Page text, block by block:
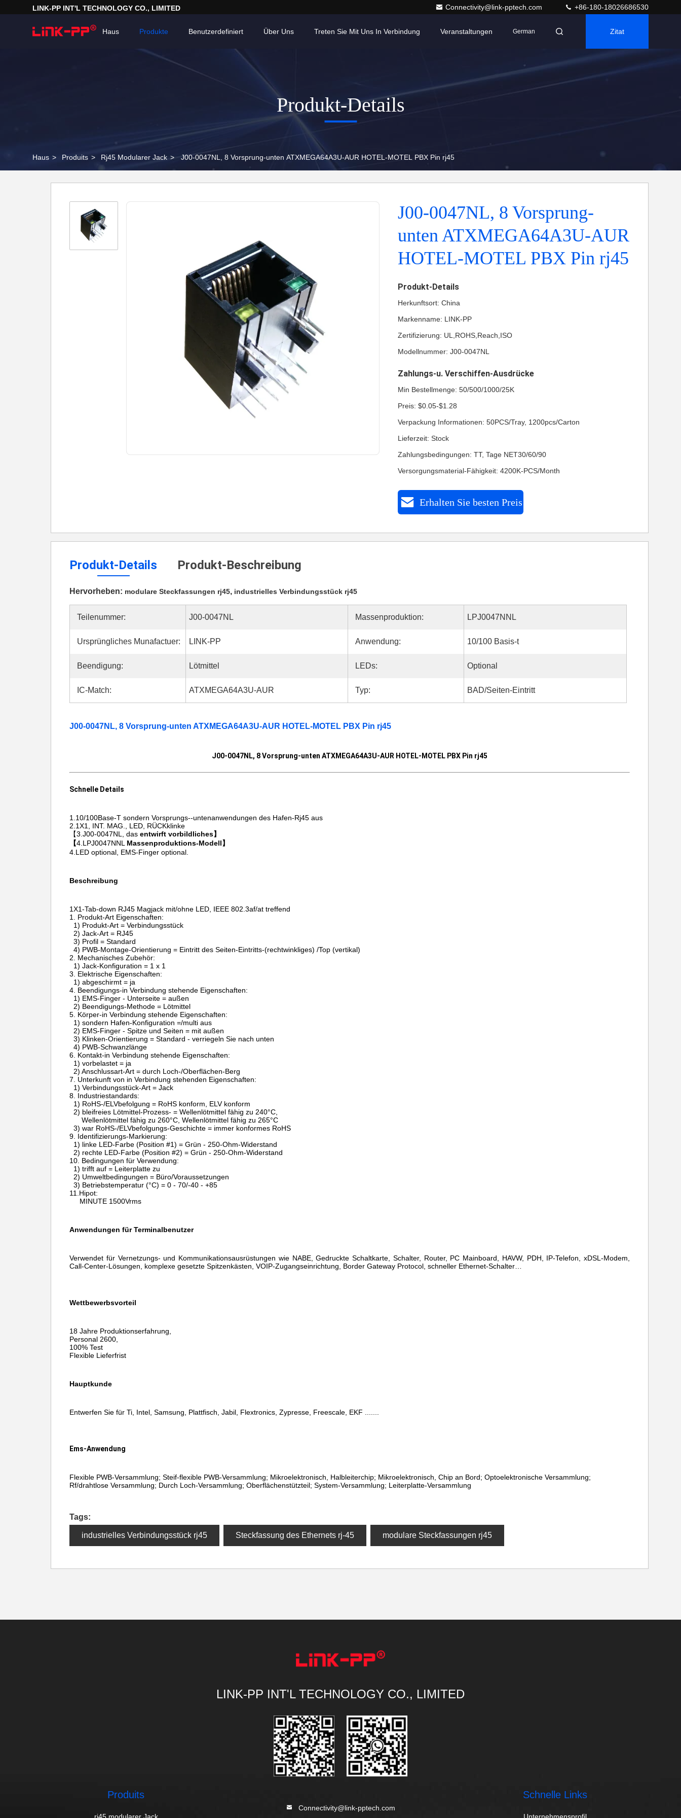
LINK-PP INT'L TECHNOLOGY CO., LIMITED Connectivity@link-pptech.com +86-180-18026686530
Haus Produkte Über Uns Treten Sie Mit Uns In Verbindung Veranstaltungen
Benutzerdefiniert German Zitat
Produkt-Details
Haus > Produits > Rj45 Modularer Jack > J00-0047NL, 8 Vorsprung-unten ATXMEGA64A3U-AUR HOTEL-MOTEL PBX Pin rj45
J00-0047NL, 8 Vorsprung-
unten ATXMEGA64A3U-AUR
HOTEL-MOTEL PBX Pin rj45
Produkt-Details
Herkunftsort: China
Markenname: LINK-PP
Zertifizierung: UL,ROHS,Reach,ISO
Modellnummer: J00-0047NL
Zahlungs-u. Verschiffen-Ausdrücke
Min Bestellmenge: 50/500/1000/25K
Preis: $0.05-$1.28
Verpackung Informationen: 50PCS/Tray, 1200pcs/Carton
Lieferzeit: Stock
Zahlungsbedingungen: TT, Tage NET30/60/90
Versorgungsmaterial-Fähigkeit: 4200K-PCS/Month
Erhalten Sie besten Preis
Produkt-Details Produkt-Beschreibung
Hervorheben: modulare Steckfassungen rj45, industrielles Verbindungsstück rj45
Teilenummer: J00-0047NL Massenproduktion: LPJ0047NNL
Ursprüngliches Munafactuer: LINK-PP Anwendung: 10/100 Basis-t
Beendigung: Lötmittel LEDs: Optional
IC-Match: ATXMEGA64A3U-AUR Typ: BAD/Seiten-Eintritt
J00-0047NL, 8 Vorsprung-unten ATXMEGA64A3U-AUR HOTEL-MOTEL PBX Pin rj45
J00-0047NL, 8 Vorsprung-unten ATXMEGA64A3U-AUR HOTEL-MOTEL PBX Pin rj45
Schnelle Details
1.10/100Base-T sondern Vorsprungs--untenanwendungen des Hafen-Rj45 aus
2.1X1, INT. MAG., LED, RÜCKklinke
【3.J00-0047NL, das entwirft vorbildliches】
【4.LPJ0047NNL Massenproduktions-Modell】
4.LED optional, EMS-Finger optional.
Beschreibung
1X1-Tab-down RJ45 Magjack mit/ohne LED, IEEE 802.3af/at treffend
1. Produkt-Art Eigenschaften:
1) Produkt-Art = Verbindungsstück
2) Jack-Art = RJ45
3) Profil = Standard
4) PWB-Montage-Orientierung = Eintritt des Seiten-Eintritts-(rechtwinkliges) /Top (vertikal)
2. Mechanisches Zubehör:
1) Jack-Konfiguration = 1 x 1
3. Elektrische Eigenschaften:
1) abgeschirmt = ja
4. Beendigungs-in Verbindung stehende Eigenschaften:
1) EMS-Finger - Unterseite = außen
2) Beendigungs-Methode = Lötmittel
5. Körper-in Verbindung stehende Eigenschaften:
1) sondern Hafen-Konfiguration =/multi aus
2) EMS-Finger - Spitze und Seiten = mit außen
3) Klinken-Orientierung = Standard - verriegeln Sie nach unten
4) PWB-Schwanzlänge
6. Kontakt-in Verbindung stehende Eigenschaften:
1) vorbelastet = ja
2) Anschlussart-Art = durch Loch-/Oberflächen-Berg
7. Unterkunft von in Verbindung stehenden Eigenschaften:
1) Verbindungsstück-Art = Jack
8. Industriestandards:
1) RoHS-/ELVbefolgung = RoHS konform, ELV konform
2) bleifreies Lötmittel-Prozess- = Wellenlötmittel fähig zu 240°C,
Wellenlötmittel fähig zu 260°C, Wellenlötmittel fähig zu 265°C
3) war RoHS-/ELVbefolgungs-Geschichte = immer konformes RoHS
9. Identifizierungs-Markierung:
1) linke LED-Farbe (Position #1) = Grün - 250-Ohm-Widerstand
2) rechte LED-Farbe (Position #2) = Grün - 250-Ohm-Widerstand
10. Bedingungen für Verwendung:
1) trifft auf = Leiterplatte zu
2) Umweltbedingungen = Büro/Voraussetzungen
3) Betriebstemperatur (°C) = 0 - 70/-40 - +85
11.Hipot:
MINUTE 1500Vrms
Anwendungen für Terminalbenutzer
Verwendet für Vernetzungs- und Kommunikationsausrüstungen wie NABE, Gedruckte Schaltkarte, Schalter, Router, PC Mainboard, HAVW, PDH, IP-Telefon, xDSL-Modem,
Call-Center-Lösungen, komplexe gesetzte Spitzenkästen, VOIP-Zugangseinrichtung, Border Gateway Protocol, schneller Ethernet-Schalter…
Wettbewerbsvorteil
18 Jahre Produktionserfahrung,
Personal 2600,
100% Test
Flexible Lieferfrist
Hauptkunde
Entwerfen Sie für Ti, Intel, Samsung, Plattfisch, Jabil, Flextronics, Zypresse, Freescale, EKF .......
Ems-Anwendung
Flexible PWB-Versammlung; Steif-flexible PWB-Versammlung; Mikroelektronisch, Halbleiterchip; Mikroelektronisch, Chip an Bord; Optoelektronische Versammlung;
Rf/drahtlose Versammlung; Durch Loch-Versammlung; Oberflächenstützteil; System-Versammlung; Leiterplatte-Versammlung
Tags:
industrielles Verbindungsstück rj45 Steckfassung des Ethernets rj-45 modulare Steckfassungen rj45
LINK-PP INT'L TECHNOLOGY CO., LIMITED
Produits
Connectivity@link-pptech.com
Schnelle Links